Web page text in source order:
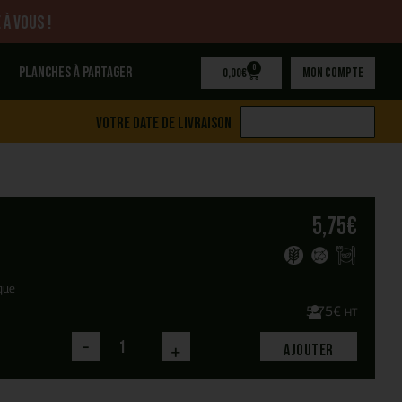
vous !
Planches à partager 0,00€ 0 Mon compte
Votre date de livraison
5,75€
5,75€ HT
- + Ajouter